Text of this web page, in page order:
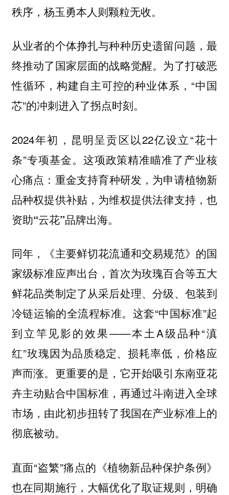
秩序，杨玉勇本人则颗粒无收。
从业者的个体挣扎与种种历史遗留问题，最
终推动了国家层面的战略觉醒。为了打破恶
性循环，构建自主可控的种业体系，“中国
芯”的冲刺进入了拐点时刻。
2024年初，昆明呈贡区以22亿设立“花十
条”专项基金。这项政策精准瞄准了产业核
心痛点： 重金支持育种研发，为申请植物新
品种权提供补贴，为维权提供法律支持，也
资助“云花”品牌出海。
同年，《主要鲜切花流通和交易规范》的国
家级标准应声出台，首次为玫瑰百合等五大
鲜花品类制定了从采后处理、分级、包装到
冷链运输的全流程标准。这套“中国标准”起
到立竿见影的效果——本土A级品种“滇
红”玫瑰因为品质稳定、损耗率低，价格应
声而涨。更重要的是，它开始吸引东南亚花
卉主动贴合中国标准，再通过斗南进入全球
市场，由此初步扭转了我国在产业标准上的
彻底被动。
直面“盗繁”痛点的《植物新品种保护条例》
也在同期施行，大幅优化了取证规则，明确